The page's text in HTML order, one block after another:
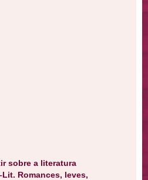
sobre a literatura
Romances, leves,